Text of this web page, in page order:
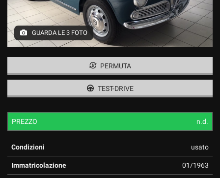
GUARDA LE 3 FOTO
PERMUTA
TEST-DRIVE
PREZZO n.d.
Condizioni usato
Immatricolazione 01/1963